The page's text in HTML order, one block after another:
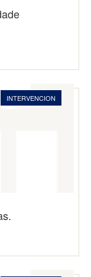
INTERVENCION